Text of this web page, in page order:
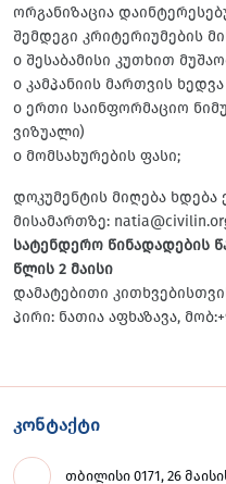
ორგანიზაცია
შემდეგი კრიტერიუმების
o შესაბამისი კუთხით
o კამპანიის მართვის
o ერთი საინფორმაციო
ვიზუალი)
o მომსახურების ფასი;
დოკუმენტის მიღება
მისამართზე:
სატენდერო წინადადების
წლის 2 მაისი
დამატებითი
პირი: ნათია აფხაზავა,
კონტაქტი
თბილისი 0171, 26